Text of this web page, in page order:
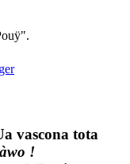
vascona tota
!